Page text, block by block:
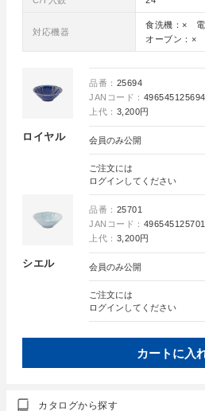
対応機器
食洗機：× 電
オーブン：×
ロイヤル
品番： 25694
JANコード：
上代： 3,200円
会員のみ公開
ご注文には
ログイン してください
シエル
品番： 25701
JANコード：
上代： 3,200円
会員のみ公開
ご注文には
ログイン してください
カートに入
カタログから探す